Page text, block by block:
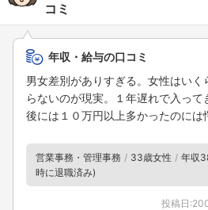
コミ
年収・給与の口コミ
男女差別がありすぎる。女性はい
らないのが現実。１年遅れで入っ
後には１０万円以上多かったのには
営業事務・管理事務 33歳女性 年収
時に退職済み)
投稿日: